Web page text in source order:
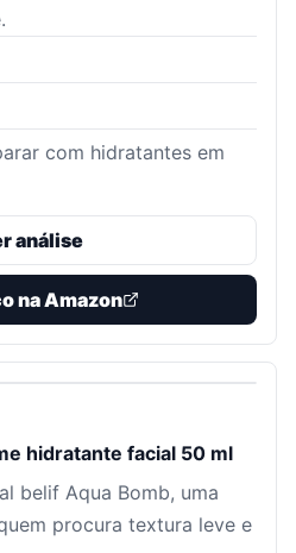
com hidratantes em
análise
na Amazon
hidratante facial 50 ml
belif Aqua Bomb, uma
procura textura leve e